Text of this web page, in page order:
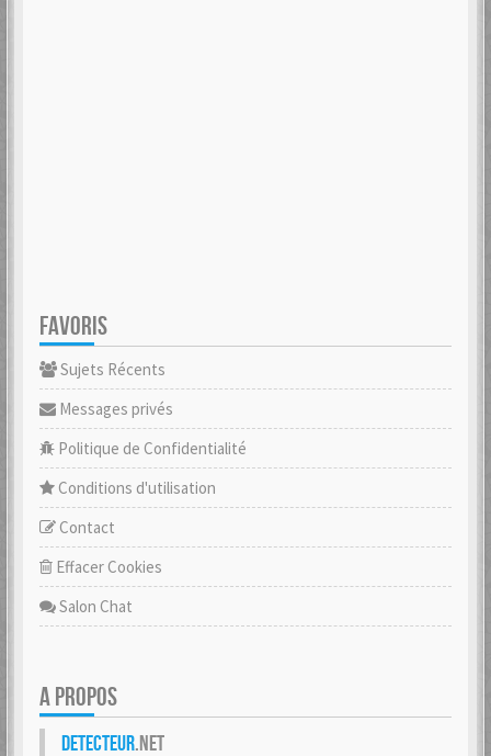
FAVORIS
Sujets Récents
Messages privés
Politique de Confidentialité
Conditions d'utilisation
Contact
Effacer Cookies
Salon Chat
A PROPOS
Detecteur.net